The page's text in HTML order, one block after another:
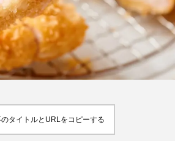
2026.08.07
タイトルとURLをコピーする